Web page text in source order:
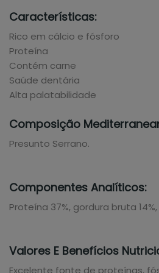
Características:
Rico em cálcio e fósforo
Proteína
Contém carne
Saúde dentária
Alta palatabilidade
Composição
Presunto Serrano.
Componentes Analíticos:
Proteína 37%, gordura bruta
Valores E Benefícios